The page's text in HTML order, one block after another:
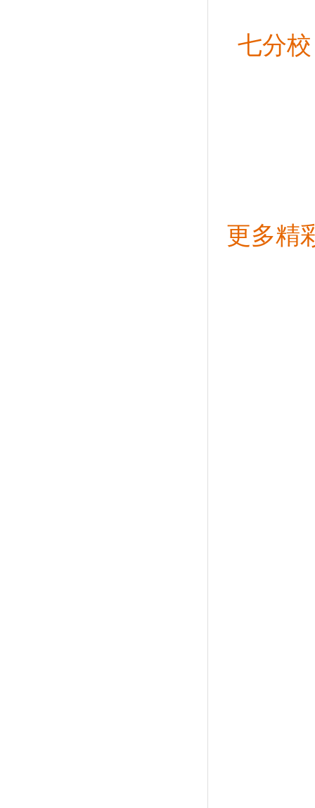
七分
更多精